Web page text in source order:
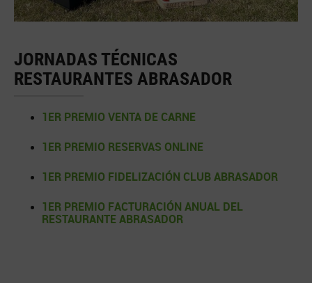
JORNADAS TÉCNICAS
RESTAURANTES ABRASADOR
1ER PREMIO VENTA DE CARNE
1ER PREMIO RESERVAS ONLINE
1ER PREMIO FIDELIZACIÓN CLUB ABRASADOR
1ER PREMIO FACTURACIÓN ANUAL DEL
RESTAURANTE ABRASADOR